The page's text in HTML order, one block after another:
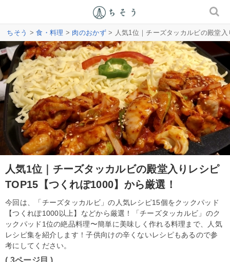
ちそう >食・料理 > 肉のおかず> 人気1位｜チーズタッカルビの殿堂
人気1位｜チーズタッカルビの殿堂入りレシピ
TOP15【つくれぽ1000】から厳選！
今回は、「チーズタッカルビ」の人気レシピ15個をクックパッド
【つくれぽ1000以上】などから厳選！「チーズタッカルビ」のク
ックパッド1位の絶品料理〜簡単に美味しく作れる料理まで、人気
レシピ集を紹介します！子供向けの辛くないレシピもあるので参
考にしてください。
( 3ページ目 )